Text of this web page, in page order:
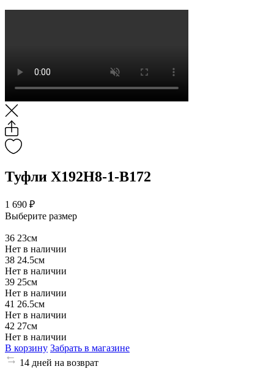
Туфли X192H8-1-B172
1 690 ₽
Выберите размер
36 23см
Нет в наличии
38 24.5см
Нет в наличии
39 25см
Нет в наличии
41 26.5см
Нет в наличии
42 27см
Нет в наличии
В корзину Забрать в магазине
14 дней на возврат